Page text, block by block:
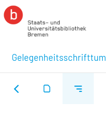
Gelegenheitsschrifttum